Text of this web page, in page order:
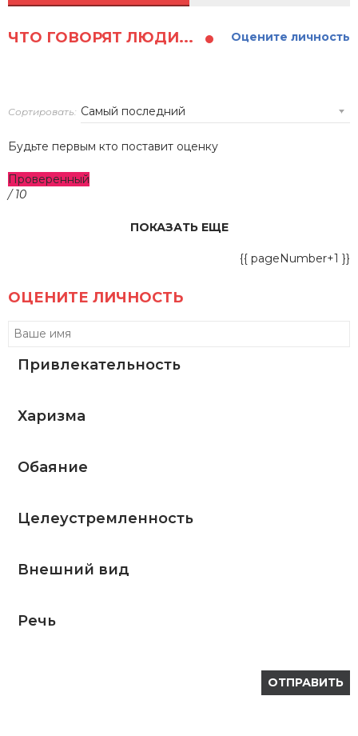
ЧТО ГОВОРЯТ ЛЮДИ... Оцените личность
Сортировать:
Будьте первым кто поставит оценку
Проверенный
/ 10
ПОКАЗАТЬ ЕЩЕ
{{ pageNumber+1 }}
ОЦЕНИТЕ ЛИЧНОСТЬ
Привлекательность
Харизма
Обаяние
Целеустремленность
Внешний вид
Речь